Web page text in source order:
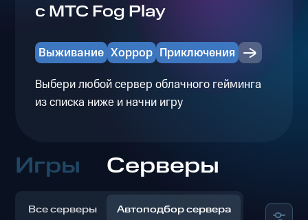
с МТС Fog Play
Выживание Хоррор Приключения
Выбери любой сервер облачного гейминга
из списка ниже и начни игру
Игры Серверы
Все серверы Автоподбор сервера